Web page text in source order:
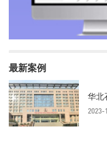
最新案例
华北
2023-